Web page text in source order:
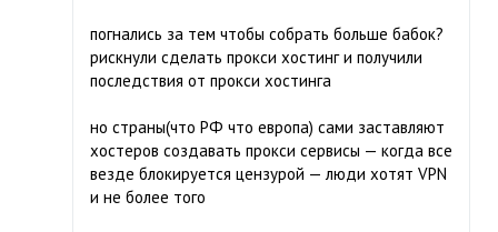
погнались за тем чтобы собрать больше бабок?
рискнули сделать прокси хостинг и получили
последствия от прокси хостинга
но страны(что РФ что европа) сами заставляют
хостеров создавать прокси сервисы — когда все
везде блокируется цензурой — люди хотят VPN
и не более того